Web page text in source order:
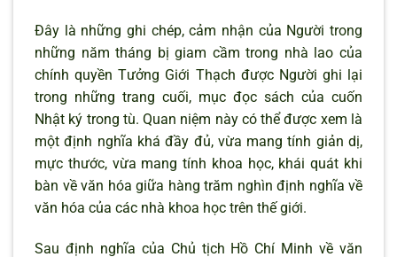
Đây là những ghi chép, cảm nhận của Người trong
những năm tháng bị giam cầm trong nhà lao của
chính quyền Tưởng Giới Thạch được Người ghi lại
trong những trang cuối, mục đọc sách của cuốn
Nhật ký trong tù. Quan niệm này có thể được xem là
một định nghĩa khá đầy đủ, vừa mang tính giản dị,
mực thước, vừa mang tính khoa học, khái quát khi
bàn về văn hóa giữa hàng trăm nghìn định nghĩa về
văn hóa của các nhà khoa học trên thế giới.
Sau định nghĩa của Chủ tịch Hồ Chí Minh về văn